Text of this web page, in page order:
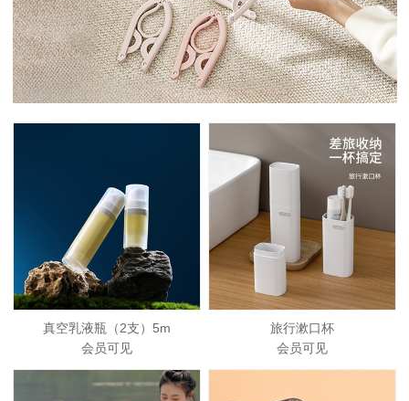
真空乳液瓶（2支）5m
会员可见
旅行漱口杯
会员可见